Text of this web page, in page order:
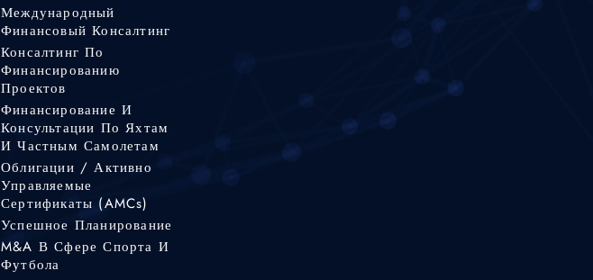
Международный
Финансовый Консалтинг
Консалтинг По
Финансированию
Проектов
Финансирование И
Консультации По Яхтам
И Частным Самолетам
Облигации / Активно
Управляемые
Сертификаты (AMCs)
Успешное Планирование
M&A В Сфере Спорта И
Футбола